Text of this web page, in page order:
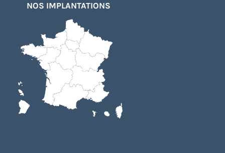
NOS IMPLANTATIONS